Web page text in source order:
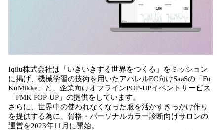
Iqilu株式会社は「いきいきする世界をつくる」をミッション
に掲げ、機械学習の技術を用いたアパレルEC向けSaaSの「Fu
KuMikke」と、企業向けオフラインPOP-UPイベントサービス
「FMK POP-UP」の提供をしています。
さらに、世界中の使われなくなった服を活かすきっかけ作り
を提供する為に、骨格・パーソナルカラー診断向けサロンの
運営を2023年11月に開始。